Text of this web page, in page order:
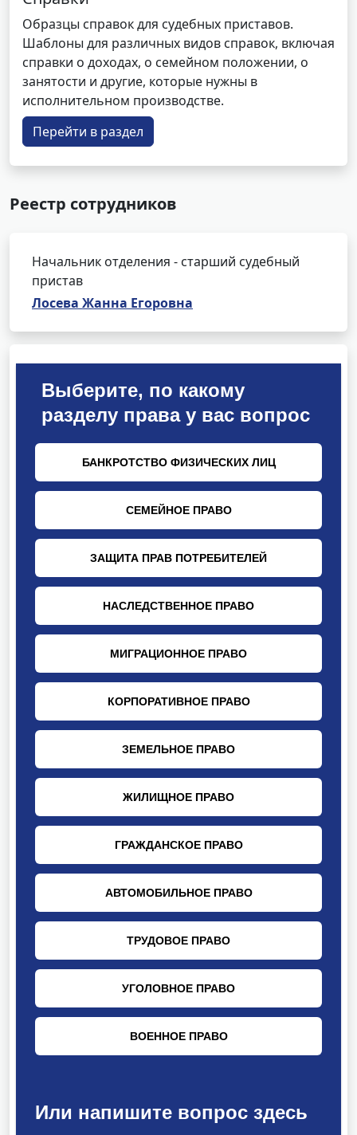
Образцы справок для судебных приставов.
Шаблоны для различных видов справок, включая
справки о доходах, о семейном положении, о
занятости и другие, которые нужны в
исполнительном производстве.
Перейти в раздел
Реестр сотрудников
Начальник отделения - старший судебный
пристав
Лосева Жанна Егоровна